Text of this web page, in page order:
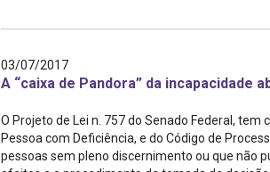
03/07/2017
A “caixa de Pandora” da incapacidade
O Projeto de Lei n. 757 do Senado Federal,
Pessoa com Deficiência, e do Código de
pessoas sem pleno discernimento ou que não